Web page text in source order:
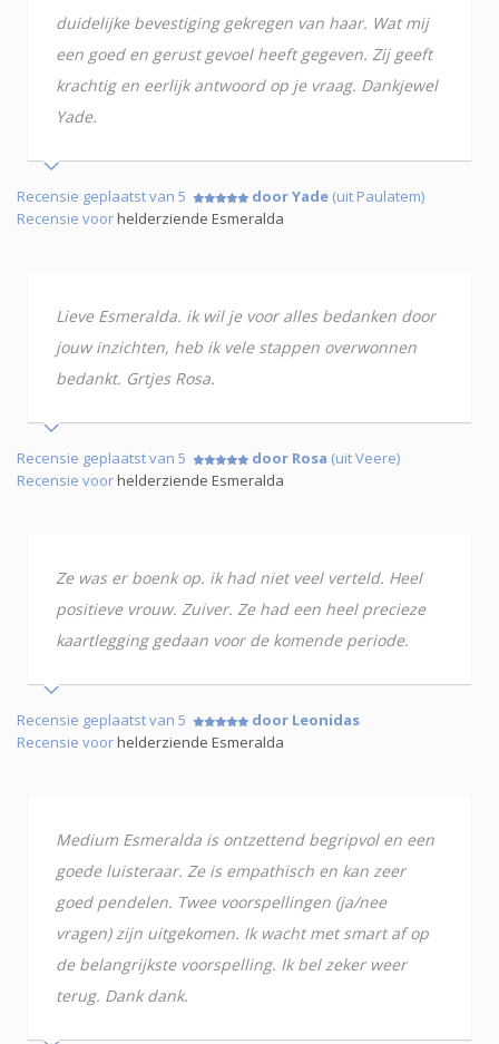
duidelijke bevestiging gekregen van haar. Wat mij
een goed en gerust gevoel heeft gegeven. Zij geeft
krachtig en eerlijk antwoord op je vraag. Dankjewel
Yade.
Recensie geplaatst van 5 door Yade (uit Paulatem)
Recensie voorhelderziende Esmeralda
Lieve Esmeralda. ik wil je voor alles bedanken door
jouw inzichten, heb ik vele stappen overwonnen
bedankt. Grtjes Rosa.
Recensie geplaatst van 5 door Rosa (uit Veere)
Recensie voorhelderziende Esmeralda
Ze was er boenk op. ik had niet veel verteld. Heel
positieve vrouw. Zuiver. Ze had een heel precieze
kaartlegging gedaan voor de komende periode.
Recensie geplaatst van 5
door Leonidas
Recensie voorhelderziende Esmeralda
Medium Esmeralda is ontzettend begripvol en een
goede luisteraar. Ze is empathisch en kan zeer
goed pendelen. Twee voorspellingen (ja/nee
vragen) zijn uitgekomen. Ik wacht met smart af op
de belangrijkste voorspelling. Ik bel zeker weer
terug. Dank dank.